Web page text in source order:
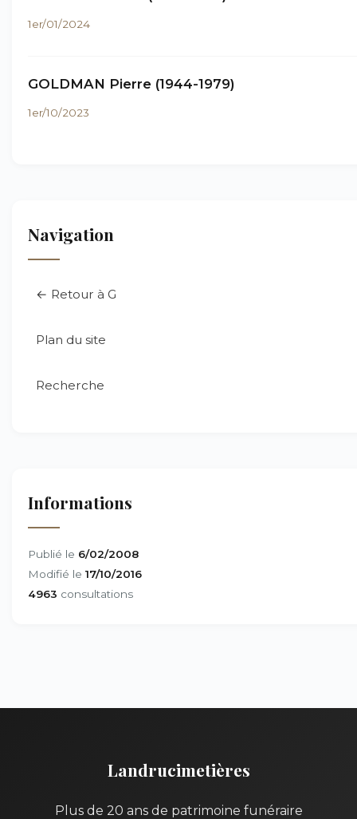
1er/01/2024
GOLDMAN Pierre (1944-1979)
1er/10/2023
Navigation
← Retour à G
Plan du site
Recherche
Informations
Publié le 6/02/2008
Modifié le 17/10/2016
4963 consultations
Landrucimetières
Plus de 20 ans de patrimoine funéraire